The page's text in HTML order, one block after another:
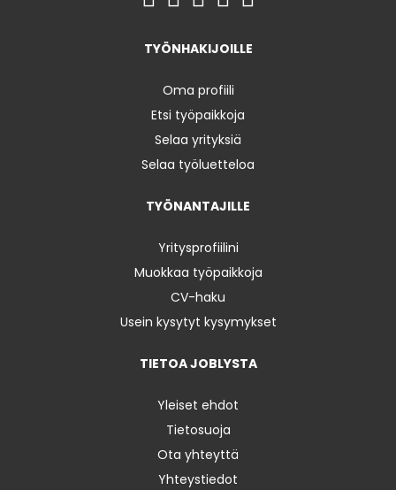
TYÖNHAKIJOILLE
Oma profiili
Etsi työpaikkoja
Selaa yrityksiä
Selaa työluetteloa
TYÖNANTAJILLE
Yritysprofiilini
Muokkaa työpaikkoja
CV-haku
Usein kysytyt kysymykset
TIETOA JOBLYSTA
Yleiset ehdot
Tietosuoja
Ota yhteyttä
Yhteystiedot